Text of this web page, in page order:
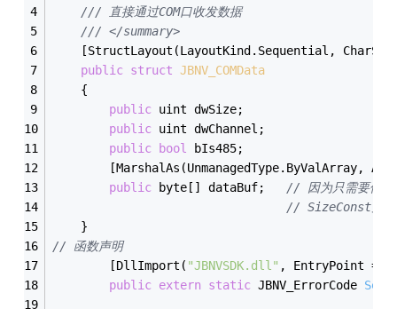
/// 直接通过COM口收发数据
/// </summary>
[StructLayout(LayoutKind.Sequential,
public struct JBNV_COMData
    {
public uint dwSize;
public uint dwChannel;
public
bool
bIs485;
[MarshalAs(UnmanagedType.ByValArray,
public byte[] dataBuf; // 因为只需要传串
// SizeConst为9是
    }
// 函数声明
        [DllImport(
"JBNVSDK.dll" , EntryPoint =
public extern static JBNV_ErrorCode